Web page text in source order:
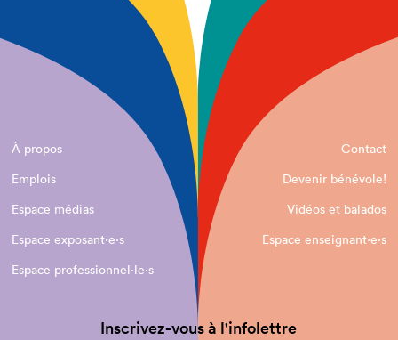
À propos
Contact
Emplois
Devenir bénévole!
Espace médias
Vidéos et balados
Espace exposant·e⋅s
Espace enseignant·e⋅s
Espace professionnel·le⋅s
Inscrivez-vous à l'infolettre